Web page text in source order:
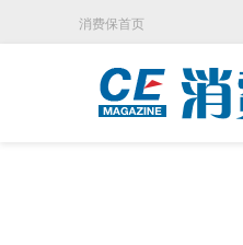
消费保首页